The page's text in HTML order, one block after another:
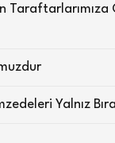
Taraftarlarımıza
Yalnız